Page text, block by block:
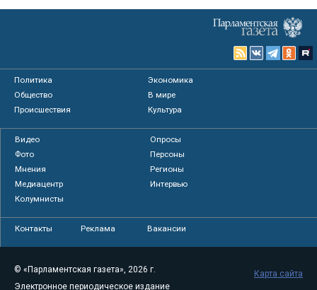
Политика
Экономика
Общество
В мире
Происшествия
Культура
Видео
Опросы
Фото
Персоны
Мнения
Регионы
Медиацентр
Интервью
Колумнисты
Контакты Реклама Вакансии
© «Парламентская газета», 2026 г.
Электронное периодическое издание
Карта сайта